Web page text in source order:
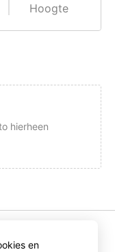
Hoogte
hierheen
en